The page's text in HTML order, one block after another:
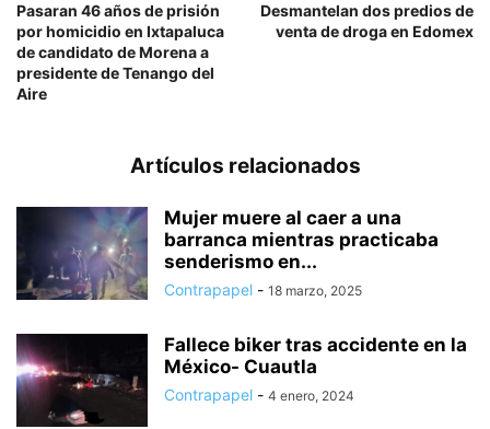
Pasaran 46 años de prisión
por homicidio en Ixtapaluca
de candidato de Morena a
presidente de Tenango del
Aire
Desmantelan dos predios de
venta de droga en Edomex
Artículos relacionados
Mujer muere al caer a una
barranca mientras practicaba
senderismo en...
Contrapapel - 18 marzo, 2025
Fallece biker tras accidente en la
México- Cuautla
Contrapapel - 4 enero, 2024